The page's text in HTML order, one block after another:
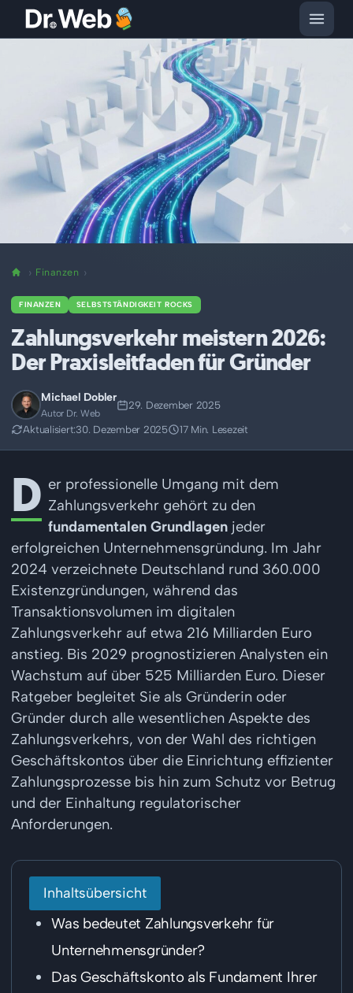
Finanzen
FINANZEN SELBSTSTÄNDIGKEIT ROCKS
Zahlungsverkehr meistern 2026:
Der Praxisleitfaden für Gründer
Michael Dobler
Autor Dr. Web
29. Dezember 2025
Aktualisiert:30. Dezember 2025 17 Min. Lesezeit
D er professionelle Umgang mit dem
Zahlungsverkehr gehört zu den
fundamentalen Grundlagenjeder
erfolgreichen Unternehmensgründung. Im Jahr
2024 verzeichnete Deutschland rund 360.000
Existenzgründungen, während das
Transaktionsvolumen im digitalen
Zahlungsverkehr auf etwa 216 Milliarden Euro
anstieg. Bis 2029 prognostizieren Analysten ein
Wachstum auf über 525 Milliarden Euro. Dieser
Ratgeber begleitet Sie als Gründerin oder
Gründer durch alle wesentlichen Aspekte des
Zahlungsverkehrs, von der Wahl des richtigen
Geschäftskontos über die Einrichtung effizienter
Zahlungsprozesse bis hin zum Schutz vor Betrug
und der Einhaltung regulatorischer
Anforderungen.
Inhaltsübersicht
Was bedeutet Zahlungsverkehr für
Unternehmensgründer?
Das Geschäftskonto als Fundament Ihrer